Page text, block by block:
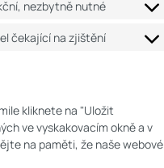
nezbytně nutné
čekající na zjištění
kliknete na "Uložit
ve vyskakovacím okně a v
na paměti, že naše webové